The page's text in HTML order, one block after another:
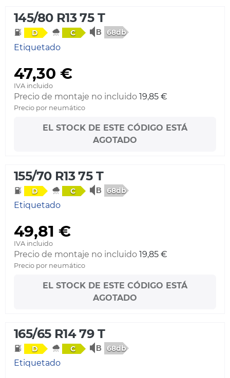
145/80 R13 75 T
D C 68db
Etiquetado
47,30 €
IVA incluido
Precio de montaje no incluido 19,85 €
Precio por neumático
EL STOCK DE ESTE CÓDIGO ESTÁ
AGOTADO
155/70 R13 75 T
D C 68db
Etiquetado
49,81 €
IVA incluido
Precio de montaje no incluido 19,85 €
Precio por neumático
EL STOCK DE ESTE CÓDIGO ESTÁ
AGOTADO
165/65 R14 79 T
D C 68db
Etiquetado